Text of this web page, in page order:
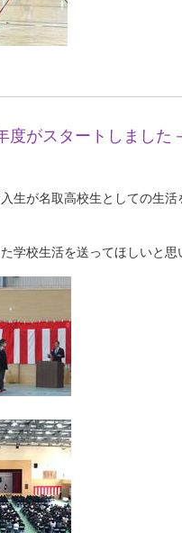
がスタートしました
が名取高校生としての生活
学校生活を送ってほしいと思